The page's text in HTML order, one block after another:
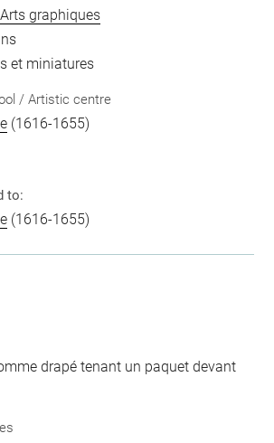
graphiques
et miniatures
/ Artistic centre
(1616-1655)
to:
(1616-1655)
drapé tenant un paquet devant